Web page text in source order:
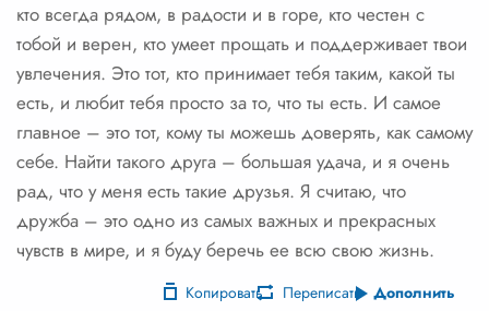
кто всегда рядом, в радости и в горе, кто честен с
тобой и верен, кто умеет прощать и поддерживает твои
увлечения. Это тот, кто принимает тебя таким, какой ты
есть, и любит тебя просто за то, что ты есть. И самое
главное – это тот, кому ты можешь доверять, как самому
себе. Найти такого друга – большая удача, и я очень
рад, что у меня есть такие друзья. Я считаю, что
дружба – это одно из самых важных и прекрасных
чувств в мире, и я буду беречь ее всю свою жизнь.
Копировать Переписать Дополнить